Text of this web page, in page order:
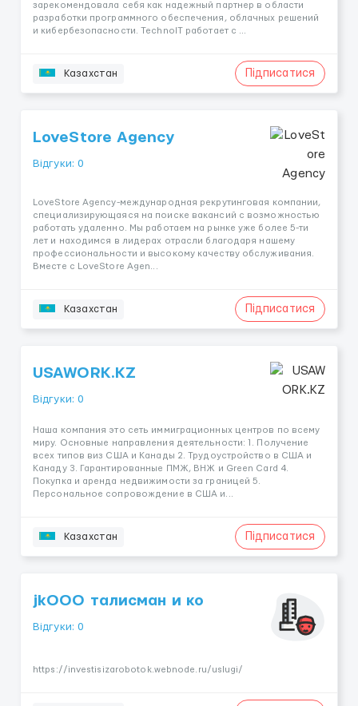
зарекомендовала себя как надежный партнер в области
разработки программного обеспечения, облачных решений
и кибербезопасности. TechnoIT работает с ...
Казахстан Підписатися
LoveStore Agency
Відгуки: 0
LoveStore Agency-международная рекрутинговая компании,
специализирующаяся на поиске вакансий с возможностью
работать удаленно. Мы работаем на рынке уже более 5-ти
лет и находимся в лидерах отрасли благодаря нашему
профессиональности и высокому качеству обслуживания.
Вместе с LoveStore Agen...
Казахстан Підписатися
USAWORK.KZ
Відгуки: 0
Наша компания это сеть иммиграционных центров по всему
миру. Основные направления деятельности: 1. Получение
всех типов виз США и Канады 2. Трудоустройство в США и
Канаду 3. Гарантированные ПМЖ, ВНЖ и Green Card 4.
Покупка и аренда недвижимости за границей 5.
Персональное сопровождение в США и...
Казахстан Підписатися
jkООО талисман и ко
Відгуки: 0
https://investisizarobotok.webnode.ru/uslugi/